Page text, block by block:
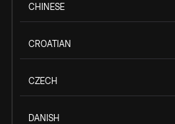
CHINESE
CROATIAN
CZECH
DANISH